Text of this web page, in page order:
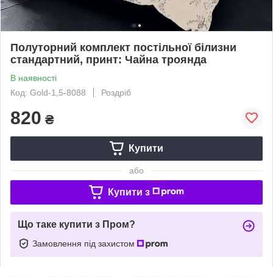
Полуторний комплект постільної білизни
стандартний, принт: Чайна троянда
В наявності
Код: Gold-1,5-8088
Роздріб
820 ₴
Купити
або
Купити з
Що таке купити з Пром?
Замовлення під захистом